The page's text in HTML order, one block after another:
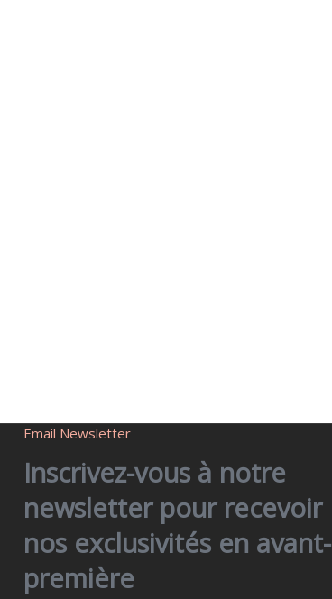
Email Newsletter
Inscrivez-vous à notre
newsletter pour recevoir
nos exclusivités en avant-
première